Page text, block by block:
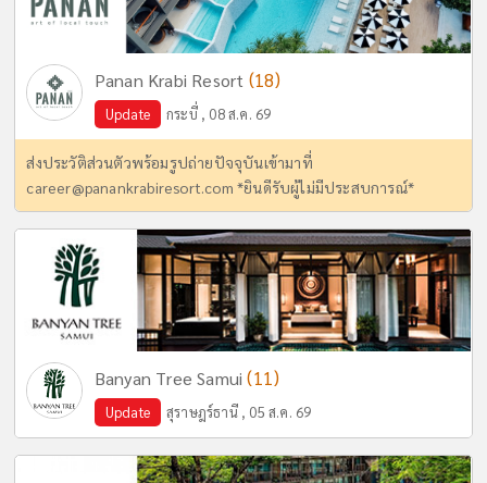
Panan Krabi Resort (18)
Update กระบี่ , 08 ส.ค. 69
ส่งประวัติส่วนตัวพร้อมรูปถ่ายปัจจุบันเข้ามาที่
career@panankrabiresort.com *ยินดีรับผู้ไม่มีประสบการณ์*
Banyan Tree Samui(11)
Update สุราษฎร์ธานี , 05 ส.ค. 69